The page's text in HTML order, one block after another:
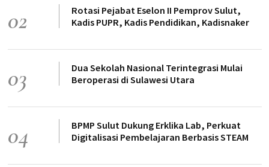
02
Rotasi Pejabat Eselon II Pemprov Sulut,
Kadis PUPR, Kadis Pendidikan, Kadisnaker
03
Dua Sekolah Nasional Terintegrasi Mulai
Beroperasi di Sulawesi Utara
04
BPMP Sulut Dukung Erklika Lab, Perkuat
Digitalisasi Pembelajaran Berbasis STEAM